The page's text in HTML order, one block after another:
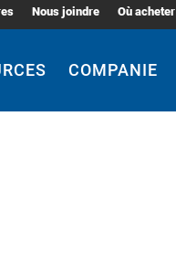
Nous joindre Où acheter
COMPANIE